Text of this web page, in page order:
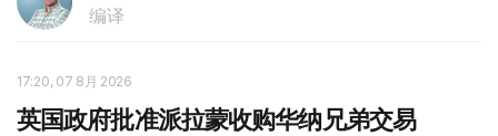
编译
17:20, 07 8月 2026
英国政府批准派拉蒙收购华纳兄弟交易